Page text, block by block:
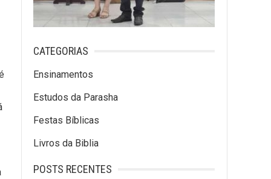
CATEGORIAS
Ensinamentos
Estudos da Parasha
Festas Bíblicas
Livros da Biblia
POSTS RECENTES